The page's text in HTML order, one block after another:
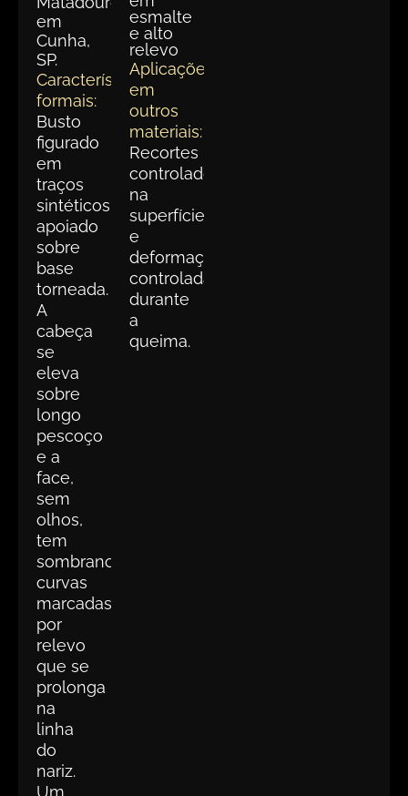
em
Cunha,
SP.
Características
formais:
Busto
figurado
em
traços
sintéticos,
apoiado
sobre
base
torneada.
A
cabeça
se
eleva
sobre
longo
pescoço
e a
face,
sem
olhos,
tem
sombrancelhas
curvas
marcadas
por
relevo
que se
prolonga
na
linha
do
nariz.
Um
esmalte
e alto
relevo
Aplicações
em
outros
materiais:
Recortes
controlados
na
superfície
e
deformações
controladas
durante
a
queima.